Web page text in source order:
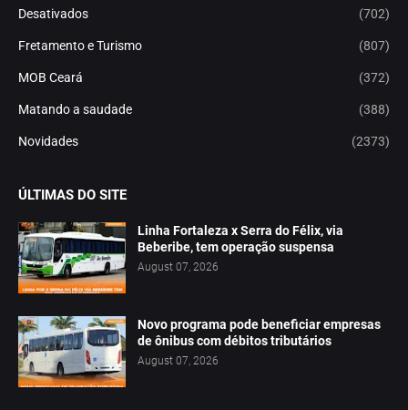
Desativados (702)
Fretamento e Turismo (807)
MOB Ceará (372)
Matando a saudade (388)
Novidades (2373)
ÚLTIMAS DO SITE
Linha Fortaleza x Serra do Félix, via
Beberibe, tem operação suspensa
August 07, 2026
Novo programa pode beneficiar empresas
de ônibus com débitos tributários
August 07, 2026